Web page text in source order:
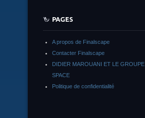
PAGES
A propos de Finalscape
Contacter Finalscape
DIDIER MAROUANI ET LE GROUPE
SPACE
Politique de confidentialité